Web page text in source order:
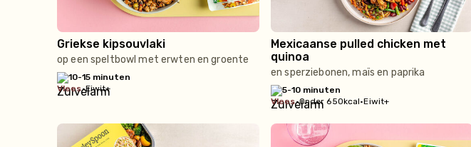
Griekse kipsouvlaki
op een speltbowl met erwten en groente
10-15 minuten
vlees•Eiwit+
Mexicaanse pulled chicken met
quinoa
en sperziebonen, maïs en paprika
5-10 minuten
vlees•Onder 650kcal•Eiwit+